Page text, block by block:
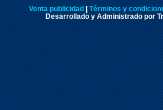
Venta publicidad
Términos y
Desarrollado y Administrado por